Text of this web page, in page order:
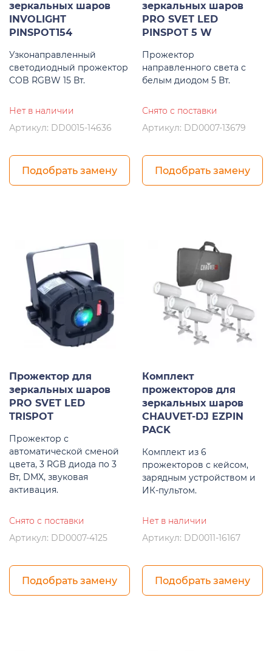
зеркальных шаров
INVOLIGHT
PINSPOT154
Узконаправленный
светодиодный прожектор
COB RGBW 15 Вт.
Нет в наличии
Артикул: DD0015-14636
Подобрать замену
зеркальных шаров
PRO SVET LED
PINSPOT 5 W
Прожектор
направленного света с
белым диодом 5 Вт.
Снято с поставки
Артикул: DD0007-13679
Подобрать замену
Прожектор для
зеркальных шаров
PRO SVET LED
TRISPOT
Прожектор с
автоматической сменой
цвета, 3 RGB диода по 3
Вт, DMX, звуковая
активация.
Снято с поставки
Артикул: DD0007-4125
Подобрать замену
Комплект
прожекторов для
зеркальных шаров
CHAUVET-DJ EZPIN
PACK
Комплект из 6
прожекторов с кейсом,
зарядным устройством и
ИК-пультом.
Нет в наличии
Артикул: DD0011-16167
Подобрать замену